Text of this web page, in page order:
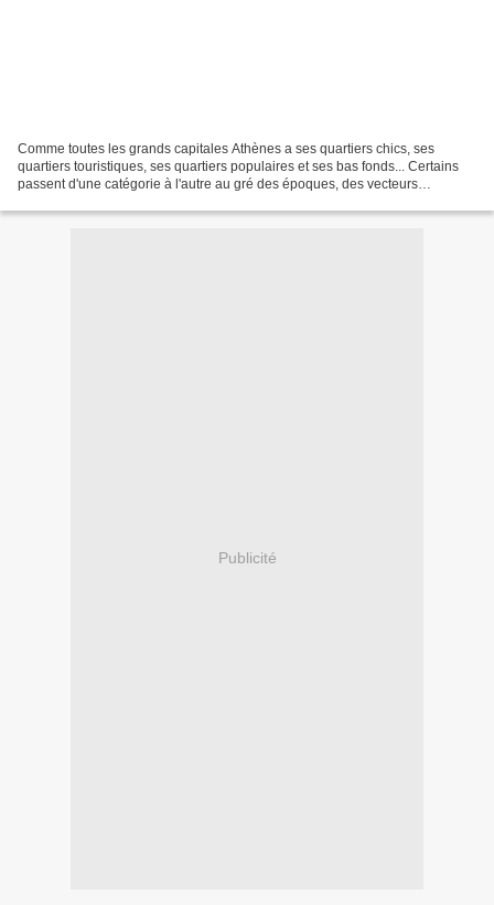
Comme toutes les grands capitales Athènes a ses quartiers chics, ses
quartiers touristiques, ses quartiers populaires et ses bas fonds... Certains
passent d'une catégorie à l'autre au gré des époques, des vecteurs
Publicité